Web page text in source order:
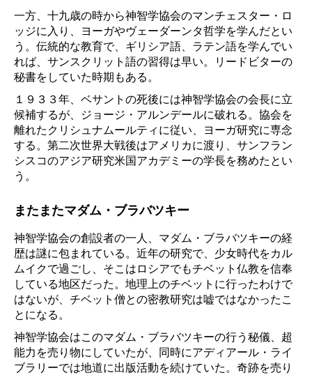
一方、十九歳の時から神智学協会のマンチェスター・ロ
ッジに入り、ヨーガやヴェーダーンタ哲学を学んだとい
う。伝統的な教育で、ギリシア語、ラテン語を学んでい
れば、サンスクリット語の習得は早い。リードビターの
秘書をしていた時期もある。
１９３３年、ベサントの死後には神智学協会の会長に立
候補するが、ジョージ・アルンデールに破れる。協会を
離れたクリシュナムールティに従い、ヨーガ研究に専念
する。第二次世界大戦後はアメリカに渡り、サンフラン
シスコのアジア研究米国アカデミーの学長を務めたとい
う。
またまたマダム・ブラバツキー
神智学協会の創設者の一人、マダム・ブラバツキーの経
歴は謎に包まれている。近年の研究で、少女時代をカル
ムイクで過ごし、そこはロシアでもチベット仏教を信奉
している地区だった。地理上のチベットに行ったわけで
はないが、チベット僧との密教研究は嘘ではなかったこ
とになる。
神智学協会はこのマダム・ブラバツキーの行う秘儀、超
能力を売り物にしていたが、同時にアディアール・ライ
ブラリーでは地道に出版活動を続けていた。奇跡を売り